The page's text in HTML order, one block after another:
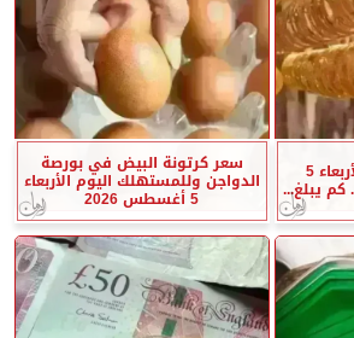
أسعار الذهب اليوم الأربعاء 5 سعر كرتونة البيض في بورصة
الدواجن وللمستهلك اليوم الأربعاء
5 أغسطس 2026